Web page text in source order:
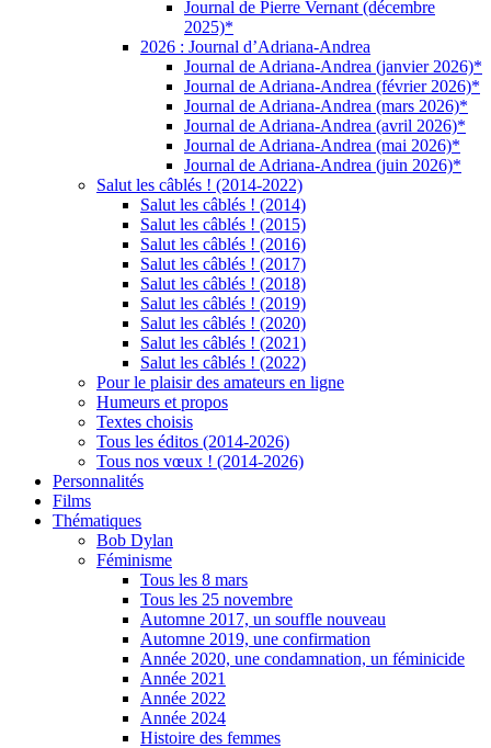
Journal de Pierre Vernant (décembre
2025)*
2026 : Journal d’Adriana-Andrea
Journal de Adriana-Andrea (janvier 2026)*
Journal de Adriana-Andrea (février 2026)*
Journal de Adriana-Andrea (mars 2026)*
Journal de Adriana-Andrea (avril 2026)*
Journal de Adriana-Andrea (mai 2026)*
Journal de Adriana-Andrea (juin 2026)*
Salut les câblés ! (2014-2022)
Salut les câblés ! (2014)
Salut les câblés ! (2015)
Salut les câblés ! (2016)
Salut les câblés ! (2017)
Salut les câblés ! (2018)
Salut les câblés ! (2019)
Salut les câblés ! (2020)
Salut les câblés ! (2021)
Salut les câblés ! (2022)
Pour le plaisir des amateurs en ligne
Humeurs et propos
Textes choisis
Tous les éditos (2014-2026)
Tous nos vœux ! (2014-2026)
Personnalités
Films
Thématiques
Bob Dylan
Féminisme
Tous les 8 mars
Tous les 25 novembre
Automne 2017, un souffle nouveau
Automne 2019, une confirmation
Année 2020, une condamnation, un féminicide
Année 2021
Année 2022
Année 2024
Histoire des femmes